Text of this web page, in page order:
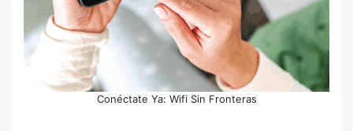
Conéctate Ya: Wifi Sin Fronteras